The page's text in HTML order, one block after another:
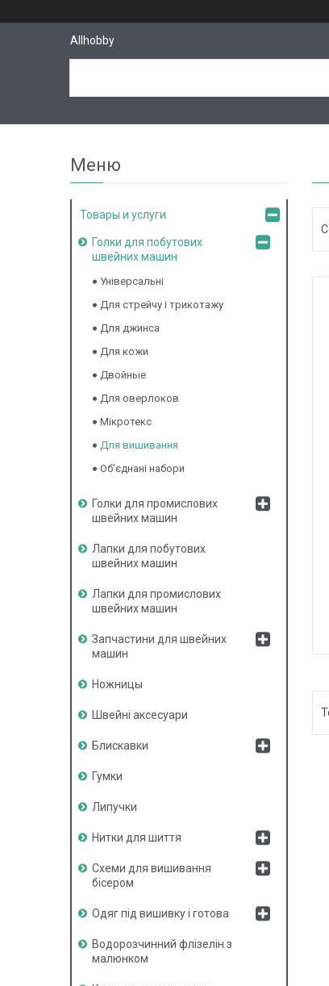
Allhobby
Товары и услуги
Голки для побутових
швейних машин
Універсальні
Для стрейчу і трикотажу
Для джинса
Для кожи
Двойные
Для оверлоков
Мікротекс
Для вишивання
Об'єднані набори
Голки для промислових
швейних машин
Лапки для побутових
швейних машин
Лапки для промислових
швейних машин
Запчастини для швейних
машин
Ножницы
Швейні аксесуари
Блискавки
Гумки
Липучки
Нитки для шиття
Схеми для вишивання
бісером
Одяг під вишивку і готова
Водорозчинний флізелін з
малюнком